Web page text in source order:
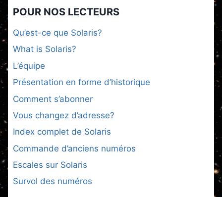
POUR NOS LECTEURS
Qu’est-ce que Solaris?
What is Solaris?
L’équipe
Présentation en forme d’historique
Comment s’abonner
Vous changez d’adresse?
Index complet de Solaris
Commande d’anciens numéros
Escales sur Solaris
Survol des numéros